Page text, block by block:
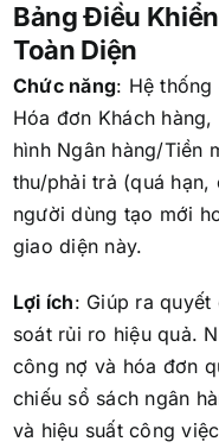
Bảng Điều
Toàn Diện
Chức năng: Hệ
Hóa đơn Khách
hình Ngân hàng/Tiền
thu/phải trả (quá hạn,
người dùng tạo mới
giao diện này.
Lợi ích: Giúp ra
soát rủi ro hiệu quả.
công nợ và hóa đơn
chiếu sổ sách ngân
và hiệu suất công